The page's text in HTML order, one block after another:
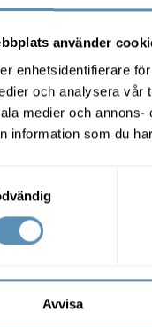
använder
enhetsidentifierare
och analysera vår
medier och
information som du
Avvisa